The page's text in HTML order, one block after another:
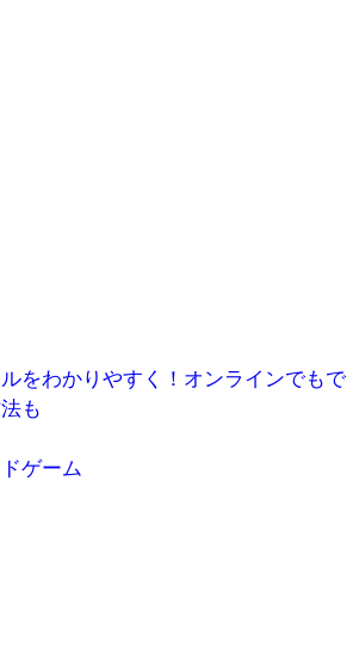
をわかりやすく！オンラインでもで
も
ゲーム